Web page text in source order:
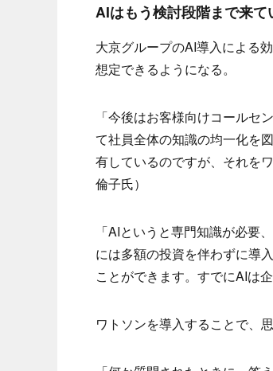
AIはもう検討段階まで来て
大京グループのAI導入による
想定できるようになる。
「今後はお客様向けコール
て社員全体の知識の均一化を
有しているのですが、それを
倫子氏）
「AIというと専門知識が必要
には多額の投資を伴わずに導
ことができます。すでにAIは
ワトソンを導入することで、